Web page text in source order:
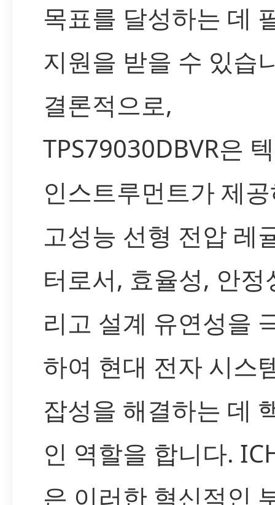
목표를 달성하는 데
지원을 받을 수 있습
결론적으로,
TPS79030DBVR은
인스트루먼트가 제
고성능 선형 전압 레
터로서, 효율성, 안정
리고 설계 유연성을
하여 현대 전자 시스
잡성을 해결하는 데
인 역할을 합니다.
은 이러한 혁신적인